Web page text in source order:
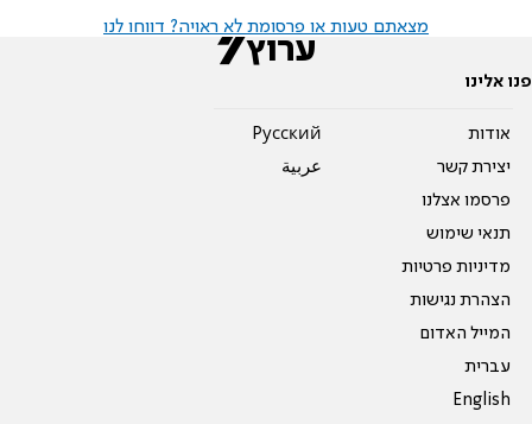
מצאתם טעות או פרסומת לא ראויה? דווחו לנו
פנו אלינו
אודות
יצירת קשר
פרסמו אצלנו
תנאי שימוש
מדיניות פרטיות
הצהרת נגישות
המייל האדום
עברית
English
Pусский
عربية